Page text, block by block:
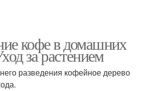
кофе в домашних
за растением
разведения кофейное дерево